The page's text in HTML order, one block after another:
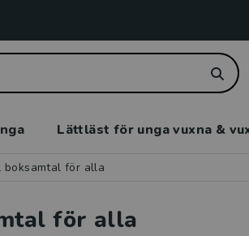
Lättläst för unga vuxna &
boksamtal för alla
för alla